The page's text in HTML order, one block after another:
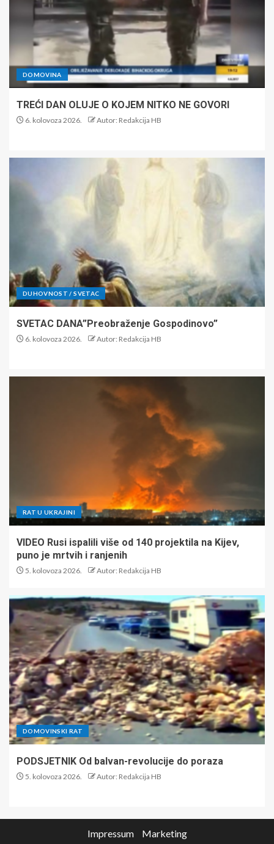
DOMOVINA
TREĆI DAN OLUJE O KOJEM NITKO NE GOVORI
6. kolovoza 2026. Autor: Redakcija HB
DUHOVNOST / SVETAC
SVETAC DANA”Preobraženje Gospodinovo”
6. kolovoza 2026. Autor: Redakcija HB
RAT U UKRAJINI
VIDEO Rusi ispalili više od 140 projektila na Kijev,
puno je mrtvih i ranjenih
5. kolovoza 2026. Autor: Redakcija HB
DOMOVINSKI RAT
PODSJETNIK Od balvan-revolucije do poraza
5. kolovoza 2026. Autor: Redakcija HB
Impressum Marketing